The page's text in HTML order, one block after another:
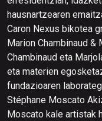
hausnartzearen
Caron Nexus bikotea
Marion Chambinaud &
Chambinaud eta
eta materien
fundazioaren
Stéphane Moscato
Moscato kale artistak